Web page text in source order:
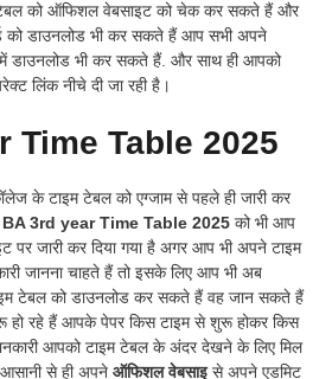
टेबल को ऑफिशल वेबसाइट को चेक कर सकते हैं और
को डाउनलोड भी कर सकते हैं आप सभी अपने
डाउनलोड भी कर सकते हैं. और साथ ही आपको
लिंक नीचे दी जा रही है।
Time Table 2025
के टाइम टेबल को एग्जाम से पहले ही जारी कर
BA 3rd year Time Table 2025 को भी आप
पर जारी कर दिया गया है अगर आप भी अपने टाइम
जानना चाहते हैं तो इसके लिए आप भी अब
टेबल को डाउनलोड कर सकते हैं वह जान सकते हैं
हो रहे हैं आपके पेपर किस टाइम से शुरू होकर किस
आपको टाइम टेबल के अंदर देखने के लिए मिल
से ही अपने ऑफिशल वेबसाइसे अपने एडमिट